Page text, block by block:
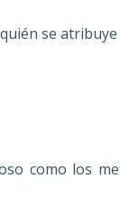
se
como los